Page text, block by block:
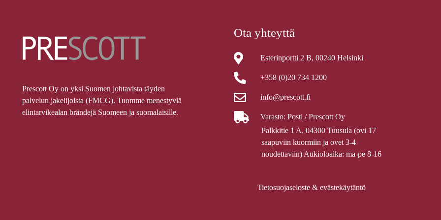
Prescott Oy on yksi Suomen johtavista täyden
palvelun jakelijoista (FMCG). Tuomme menestyviä
elintarvikealan brändejä Suomeen ja suomalaisille.
Ota yhteyttä
Esterinportti 2 B, 00240 Helsinki
+358 (0)20 734 1200
info@prescott.fi
Varasto: Posti / Prescott Oy
Palkkitie 1 A, 04300 Tuusula (ovi 17
saapuviin kuormiin ja ovet 3-4
noudettaviin) Aukioloaika: ma-pe 8-16
Tietosuojaseloste & evästekäytäntö